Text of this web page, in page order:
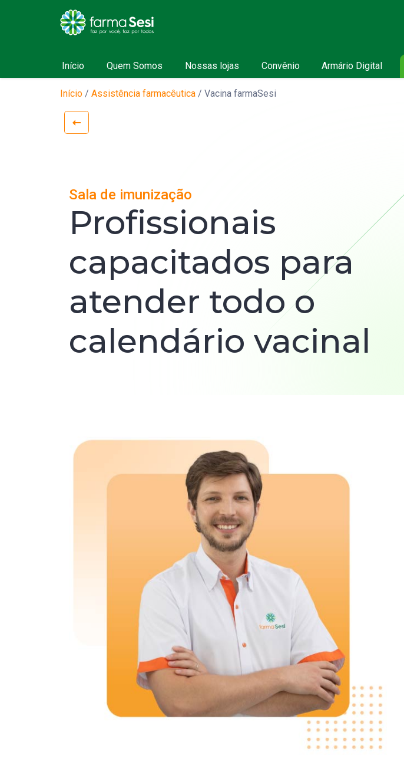
Início Quem Somos Nossas lojas Convênio Armário Digital
Início / Assistência farmacêutica / Vacina farmaSesi
Sala de imunização
Profissionais
capacitados para
atender todo o
calendário vacinal